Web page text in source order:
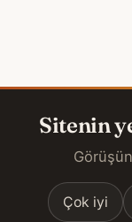
Sitenin
Çok iyi